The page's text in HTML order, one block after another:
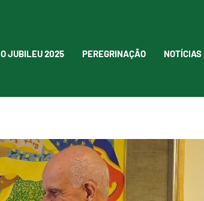
O JUBILEU 2025 PEREGRINAÇÃO NOTÍCIAS